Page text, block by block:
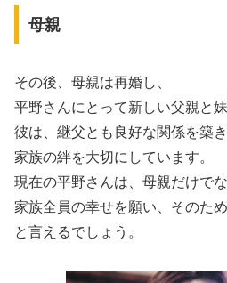
母親
その後、母親は再婚し、
平野さんにとって新しい父親と
彼は、継父とも良好な関係を築き
家族の絆を大切にしています。
現在の平野さんは、母親だけでな
家族全員の幸せを願い、そのた
と言えるでしょう。